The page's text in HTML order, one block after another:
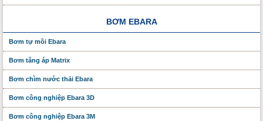
BƠM EBARA
Bơm tự mồi Ebara
Bơm tăng áp Matrix
Bơm chìm nước thải Ebara
Bơm công nghiệp Ebara 3D
Bơm công nghiệp Ebara 3M